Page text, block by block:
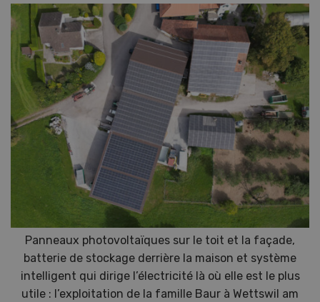
Panneaux photovoltaïques sur le toit et la façade,
batterie de stockage derrière la maison et système
intelligent qui dirige l’électricité là où elle est le plus
utile : l’exploitation de la famille Baur à Wettswil am